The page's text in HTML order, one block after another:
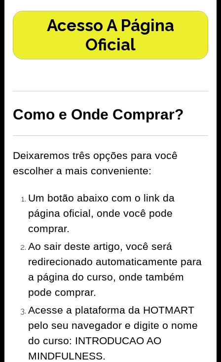
Acesso A Página
Oficial
Como e Onde Comprar?
Deixaremos três opções para você
escolher a mais conveniente:
Um botão abaixo com o link da
página oficial, onde você pode
comprar.
Ao sair deste artigo, você será
redirecionado automaticamente para
a página do curso, onde também
pode comprar.
Acesse a plataforma da HOTMART
pelo seu navegador e digite o nome
do curso: INTRODUCAO AO
MINDFULNESS.